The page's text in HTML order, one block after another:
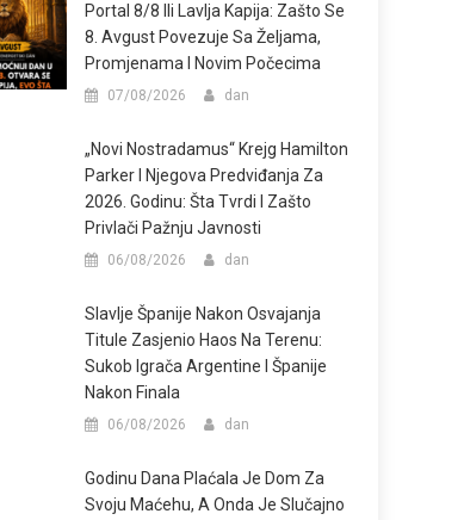
Portal 8/8 Ili Lavlja Kapija: Zašto Se
8. Avgust Povezuje Sa Željama,
Promjenama I Novim Počecima
07/08/2026 dan
„Novi Nostradamus“ Krejg Hamilton
Parker I Njegova Predviđanja Za
2026. Godinu: Šta Tvrdi I Zašto
Privlači Pažnju Javnosti
06/08/2026 dan
Slavlje Španije Nakon Osvajanja
Titule Zasjenio Haos Na Terenu:
Sukob Igrača Argentine I Španije
Nakon Finala
06/08/2026 dan
Godinu Dana Plaćala Je Dom Za
Svoju Maćehu, A Onda Je Slučajno